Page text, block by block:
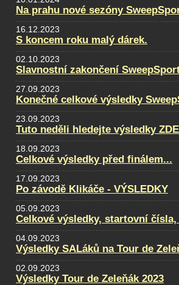
Na prahu nové sezóny
16.12.2023
S koncem roku malý dárek.
02.10.2023
Slavnostní zakončení
27.09.2023
Konečné celkové výsledky
23.09.2023
Tuto neděli hledejte výsledky
18.09.2023
Celkové výsledky před finálem...
17.09.2023
Po závodě Klikáče - VÝSLEDKY
05.09.2023
Celkové výsledky, startovní
04.09.2023
Výsledky SALáků na Tour de
02.09.2023
Výsledky Tour de Zeleňák 2023